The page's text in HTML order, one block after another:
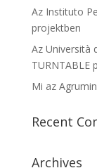
Az Instituto
projektben
Az Università
TURNTABLE
Mi az
Recent
Archives